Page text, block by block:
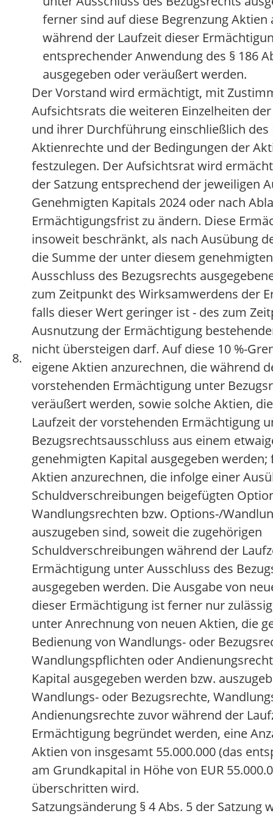
8.
ferner sind auf diese Begrenzung Aktien
während der Laufzeit dieser
entsprechender Anwendung des § 186
ausgegeben oder veräußert werden.
Der Vorstand wird ermächtigt, mit
Aufsichtsrats die weiteren Einzelheiten
und ihrer Durchführung einschließlich des
Aktienrechte und der Bedingungen der
festzulegen. Der Aufsichtsrat wird
der Satzung entsprechend der jeweiligen
Genehmigten Kapitals 2024 oder nach
Ermächtigungsfrist zu ändern. Diese
insoweit beschränkt, als nach Ausübung
die Summe der unter diesem
Ausschluss des Bezugsrechts
zum Zeitpunkt des Wirksamwerdens der
falls dieser Wert geringer ist - des zum
Ausnutzung der Ermächtigung
nicht übersteigen darf. Auf diese 10 %-
eigene Aktien anzurechnen, die während
vorstehenden Ermächtigung unter
veräußert werden, sowie solche Aktien,
Laufzeit der vorstehenden Ermächtigung
Bezugsrechtsausschluss aus einem
genehmigten Kapital ausgegeben
Aktien anzurechnen, die infolge einer
Schuldverschreibungen beigefügten
Wandlungsrechten bzw. Options-/
auszugeben sind, soweit die zugehörigen
Schuldverschreibungen während der
Ermächtigung unter Ausschluss des
ausgegeben werden. Die Ausgabe von
dieser Ermächtigung ist ferner nur
unter Anrechnung von neuen Aktien, die
Bedienung von Wandlungs- oder
Wandlungspflichten oder
Kapital ausgegeben werden bzw.
Wandlungs- oder Bezugsrechte,
Andienungsrechte zuvor während der
Ermächtigung begründet werden, eine
Aktien von insgesamt 55.000.000 (das
am Grundkapital in Höhe von EUR
überschritten wird.
Satzungsänderung § 4 Abs. 5 der Satzung